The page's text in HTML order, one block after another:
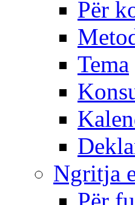
Për
Tema
Ngritja